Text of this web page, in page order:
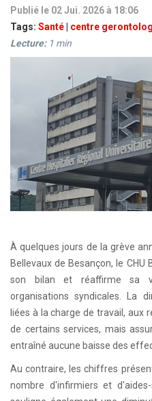
Publié le 02 Jui. 2026 à 18:06
Tags: Santé centre
Lecture: 1 min
À quelques jours de la grève
Bellevaux de Besançon, le
son bilan et réaffirme sa
organisations syndicales. La
liées à la charge de travail, aux
de certains services, mais
entraîné aucune baisse des
Au contraire, les chiffres
nombre d'infirmiers et